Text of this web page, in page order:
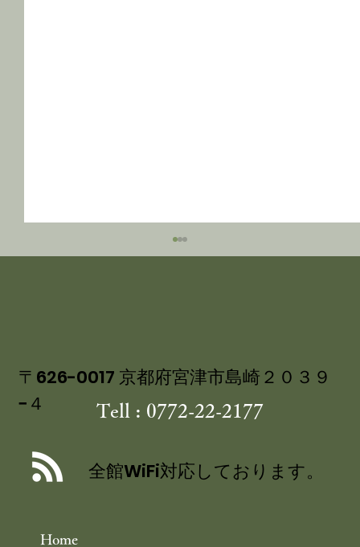
ルク 飯尾醸造 富士酢プレミアム使用
Home
〒626-0017 京都府宮津市島崎２０３９
−４
Tell : 0772-22-2177
全館WiFi対応しております。